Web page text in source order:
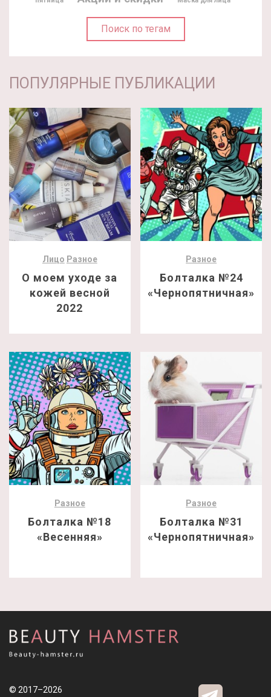
Поиск по тегам
ПОПУЛЯРНЫЕ ПУБЛИКАЦИИ
Лицо Разное
О моем уходе за
кожей весной
2022
Разное
Болталка №24
«Чернопятничная»
Разное
Болталка №18
«Весенняя»
Разное
Болталка №31
«Чернопятничная»
© 2017–2026